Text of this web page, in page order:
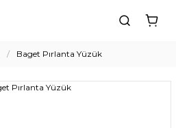
Baget Pırlanta Yüzük